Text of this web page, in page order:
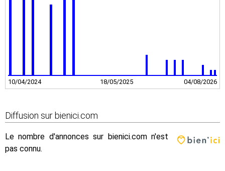
10/04/2024 18/05/2025 04/08/2026
Diffusion sur bienici.com
Le nombre d'annonces sur bienici.com n'est
pas connu.